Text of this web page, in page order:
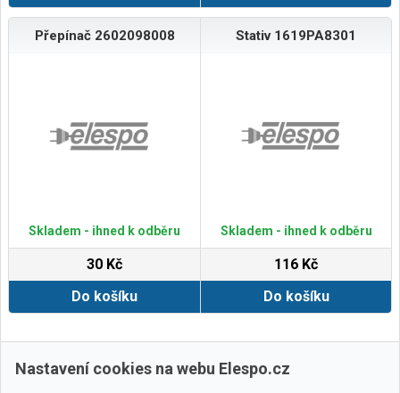
Přepínač 2602098008
Skladem - ihned k odběru
30 Kč
Do košíku
Stativ 1619PA8301
Skladem - ihned k odběru
116 Kč
Do košíku
Zobrazit další
Nastavení cookies na webu Elespo.cz